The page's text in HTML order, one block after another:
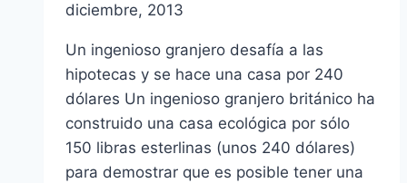
diciembre, 2013
Un ingenioso granjero desafía a las
hipotecas y se hace una casa por 240
dólares Un ingenioso granjero británico ha
construido una casa ecológica por sólo
150 libras esterlinas (unos 240 dólares)
para demostrar que es posible tener una